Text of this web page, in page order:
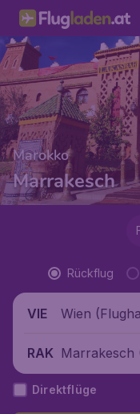
Marokko
Marrakesch
Rückflug
VIE
Wien
RAK Marrakesch
nara),
Direktflüge